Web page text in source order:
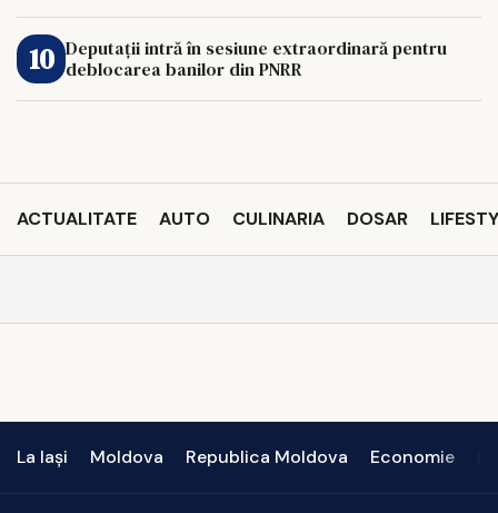
Deputații intră în sesiune extraordinară pentru
deblocarea banilor din PNRR
ACTUALITATE AUTO CULINARIA DOSAR
La Iași Moldova Republica Moldova Economie